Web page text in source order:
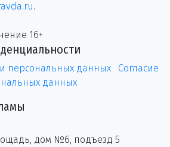
.
16+
персональных данных
Согласие
данных
дом №6, подъезд 5